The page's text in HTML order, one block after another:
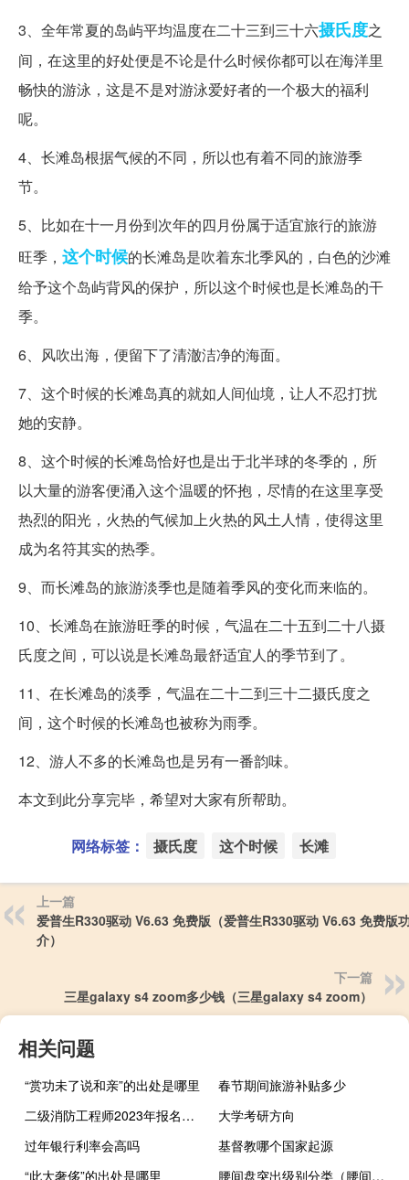
3、全年常夏的岛屿平均温度在二十三到三十六摄氏度之
间，在这里的好处便是不论是什么时候你都可以在海洋里
畅快的游泳，这是不是对游泳爱好者的一个极大的福利
呢。
4、长滩岛根据气候的不同，所以也有着不同的旅游季
节。
5、比如在十一月份到次年的四月份属于适宜旅行的旅游
旺季， 这个时候的长滩岛是吹着东北季风的，白色的沙滩
给予这个岛屿背风的保护，所以这个时候也是长滩岛的干
季。
6、风吹出海，便留下了清澈洁净的海面。
7、这个时候的长滩岛真的就如人间仙境，让人不忍打扰
她的安静。
8、这个时候的长滩岛恰好也是出于北半球的冬季的，所
以大量的游客便涌入这个温暖的怀抱，尽情的在这里享受
热烈的阳光，火热的气候加上火热的风土人情，使得这里
成为名符其实的热季。
9、而长滩岛的旅游淡季也是随着季风的变化而来临的。
10、长滩岛在旅游旺季的时候，气温在二十五到二十八摄
氏度之间，可以说是长滩岛最舒适宜人的季节到了。
11、在长滩岛的淡季，气温在二十二到三十二摄氏度之
间，这个时候的长滩岛也被称为雨季。
12、游人不多的长滩岛也是另有一番韵味。
本文到此分享完毕，希望对大家有所帮助。
网络标签： 摄氏度 这个时候 长滩
上一篇
爱普生R330驱动 V6.63 免费版（爱普生R330驱动 V6.63 免费版
介）
下一篇
三星galaxy s4 zoom多少钱（三星galaxy s4 zoom）
相关问题
“赏功未了说和亲”的出处是哪里
春节期间旅游补贴多少
二级消防工程师2023年报名时间是什么时候
大学考研方向
过年银行利率会高吗
基督教哪个国家起源
“此大奢侈”的出处是哪里
腰间盘突出级别分类（腰间盘突出等级划分）